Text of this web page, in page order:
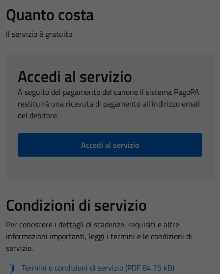
Quanto costa
Il servizio è gratuito
Accedi al servizio
A seguito del pagamento del canone il sistema PagoPA
restituirà una ricevuta di pagamento all'indirizzo email
del debitore.
Accedi al servizio
Condizioni di servizio
Per conoscere i dettagli di scadenze, requisiti e altre
informazioni importanti, leggi i termini e le condizioni di
servizio.
Termini e condizioni di servizio (PDF 84.75 kB)